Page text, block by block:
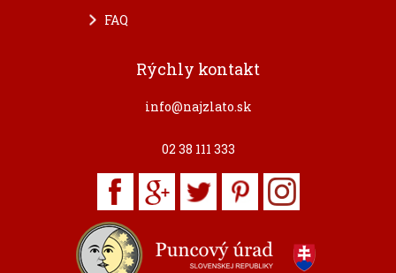
FAQ
Rýchly kontakt
info@najzlato.sk
02 38 111 333